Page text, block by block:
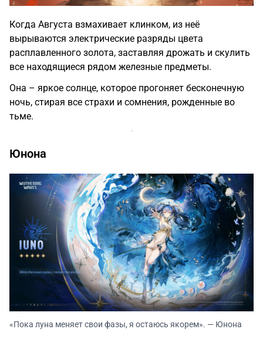
Когда Августа взмахивает клинком, из неё
вырываются электрические разряды цвета
расплавленного золота, заставляя дрожать и скулить
все находящиеся рядом железные предметы.
Она – яркое солнце, которое прогоняет бесконечную
ночь, стирая все страхи и сомнения, рожденные во
тьме.
Юнона
«Пока луна меняет свои фазы, я остаюсь якорем». — Юнона